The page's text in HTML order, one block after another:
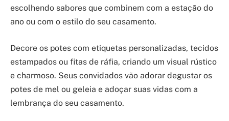
escolhendo sabores que combinem com a estação do
ano ou com o estilo do seu casamento.
Decore os potes com etiquetas personalizadas, tecidos
estampados ou fitas de ráfia, criando um visual rústico
e charmoso. Seus convidados vão adorar degustar os
potes de mel ou geleia e adoçar suas vidas com a
lembrança do seu casamento.